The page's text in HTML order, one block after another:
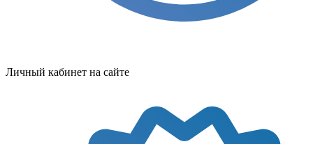
Личный кабинет на сайте